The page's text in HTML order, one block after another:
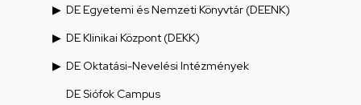
DE Egyetemi és Nemzeti Könyvtár (DEENK)
DE Klinikai Központ (DEKK)
DE Oktatási-Nevelési Intézmények
DE Siófok Campus